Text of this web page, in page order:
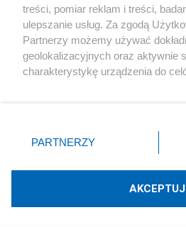
X Facebook
Technologię dostarcza:
treści, pomiar reklam i treści,
ulepszanie usług. Za zgodą
Partnerzy możemy używać
geolokalizacyjnych oraz aktywnie
charakterystykę urządzenia do
zmienić/wycofać klikając przycisk
znajdujący się w lewym dolnym
rodzaje przetwarzania danych nie
użytkownika, ale masz prawo
PARTNERZY